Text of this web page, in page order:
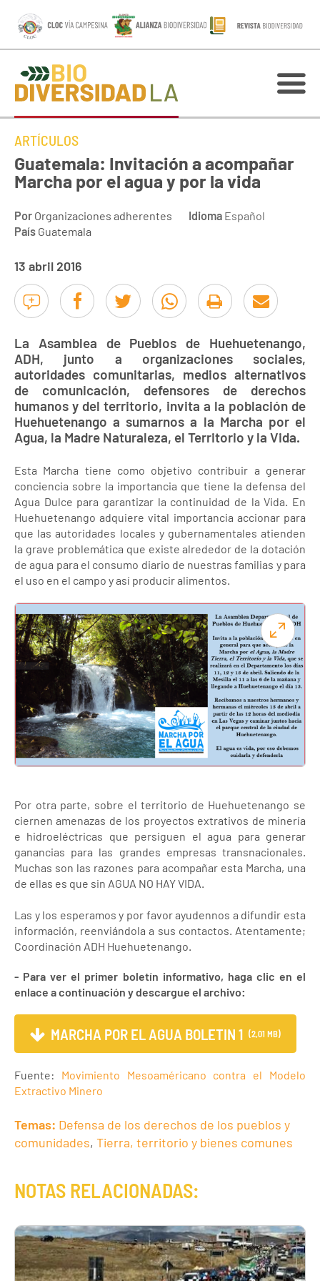
ARTÍCULOS
Guatemala: Invitación a acompañar
Marcha por el agua y por la vida
Por Organizaciones adherentes Idioma Español
País Guatemala
13 abril 2016
La Asamblea de Pueblos de Huehuetenango,
ADH, junto a organizaciones sociales,
autoridades comunitarias, medios alternativos
de comunicación, defensores de derechos
humanos y del territorio, invita a la población de
Huehuetenango a sumarnos a la Marcha por el
Agua, la Madre Naturaleza, el Territorio y la Vida.
Esta Marcha tiene como objetivo contribuir a generar
conciencia sobre la importancia que tiene la defensa del
Agua Dulce para garantizar la continuidad de la Vida. En
Huehuetenango adquiere vital importancia accionar para
que las autoridades locales y gubernamentales atienden
la grave problemática que existe alrededor de la dotación
de agua para el consumo diario de nuestras familias y para
el uso en el campo y así producir alimentos.
Por otra parte, sobre el territorio de Huehuetenango se
ciernen amenazas de los proyectos extrativos de minería
e hidroeléctricas que persiguen el agua para generar
ganancias para las grandes empresas transnacionales.
Muchas son las razones para acompañar esta Marcha, una
de ellas es que sin AGUA NO HAY VIDA.
Las y los esperamos y por favor ayudennos a difundir esta
información, reenviándola a sus contactos. Atentamente;
Coordinación ADH Huehuetenango.
- Para ver el primer boletín informativo, haga clic en el
enlace a continuación y descargue el archivo:
MARCHA POR EL AGUA BOLETIN 1 (2,01 MB)
Fuente: Movimiento Mesoaméricano contra el Modelo
Extractivo Minero
Temas: Defensa de los derechos de los pueblos y
comunidades, Tierra, territorio y bienes comunes
NOTAS RELACIONADAS: